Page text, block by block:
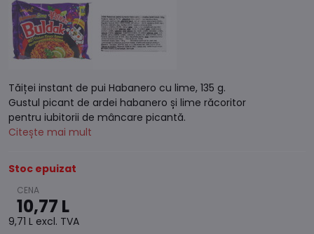
Tăiței instant de pui Habanero cu lime, 135 g.
Gustul picant de ardei habanero și lime răcoritor
pentru iubitorii de mâncare picantă.
Citește mai mult
Stoc epuizat
10,77 L
9,71 L excl. TVA